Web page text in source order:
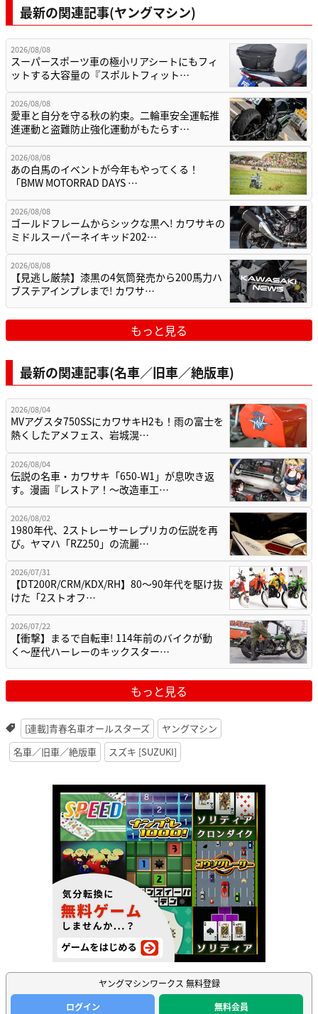
最新の関連記事(ヤングマシン)
2026/08/08
スーパースポーツ車の極小リアシートにもフィ
ットする大容量の『スポルトフィット…
2026/08/08
愛車と自分を守る秋の約束。二輪車安全運転推
進運動と盗難防止強化運動がもたらす…
2026/08/08
あの白馬のイベントが今年もやってくる！
「BMW MOTORRAD DAYS …
2026/08/08
ゴールドフレームからシックな黒へ! カワサキの
ミドルスーパーネイキッド202…
2026/08/08
【見逃し厳禁】漆黒の4気筒発売から200馬力ハ
ブステアインプレまで! カワサ…
もっと見る
最新の関連記事(名車／旧車／絶版車)
2026/08/04
MVアグスタ750SSにカワサキH2も！雨の富士を
熱くしたアメフェス、岩城滉…
2026/08/04
伝説の名車・カワサキ「650-W1」が息吹き返
す。漫画『レストア！～改造車工…
2026/08/02
1980年代、2ストレーサーレプリカの伝説を再
び。ヤマハ「RZ250」の流麗…
2026/07/31
【DT200R/CRM/KDX/RH】80〜90年代を駆け抜
けた「2ストオフ…
2026/07/22
【衝撃】まるで自転車! 114年前のバイクが動
く〜歴代ハーレーのキックスター…
もっと見る
[連載]青春名車オールスターズ
ヤングマシン
名車／旧車／絶版車
スズキ [SUZUKI]
ヤングマシンワークス 無料登録
ログイン
無料会員